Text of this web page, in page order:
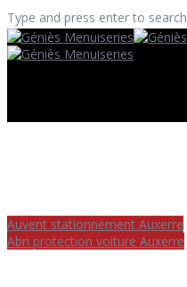
Type and press enter to search
Auvent stationnement Auxerre
Abri protection voiture Auxerre